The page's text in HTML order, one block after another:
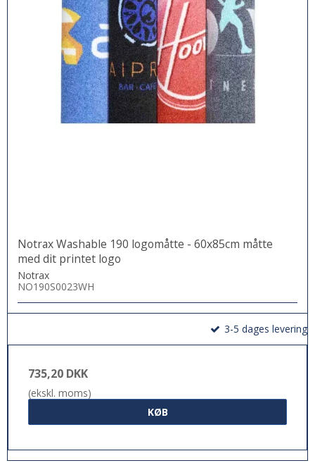
Notrax Washable 190 logomåtte - 60x85cm måtte
med dit printet logo
Notrax
NO190S0023WH
3-5 dages levering
735,20 DKK
(ekskl. moms)
KØB